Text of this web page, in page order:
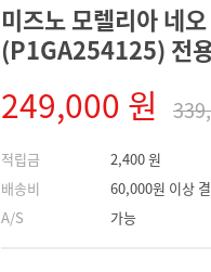
미즈노 모렐리아 네
(P1GA254125) 전
249,000 원
적립금
배송비
A/S
2,400 원
60,000원 이상
가능